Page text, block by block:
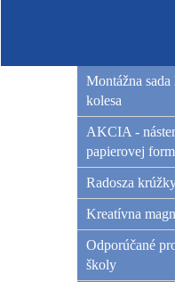
Montážna
kolesa
AKCIA -
papierovej
Radosza
Kreatívna
Odporúčané
školy